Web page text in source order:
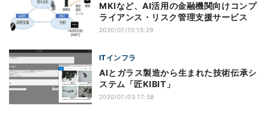
MKIなど、AI活用の金融機関向けコンプ
ライアンス・リスク管理支援サービス
2020/07/10 15:29
ITインフラ
AIとガラス製造から生まれた技術伝承シ
ステム「匠KIBIT」
2020/07/03 17:58